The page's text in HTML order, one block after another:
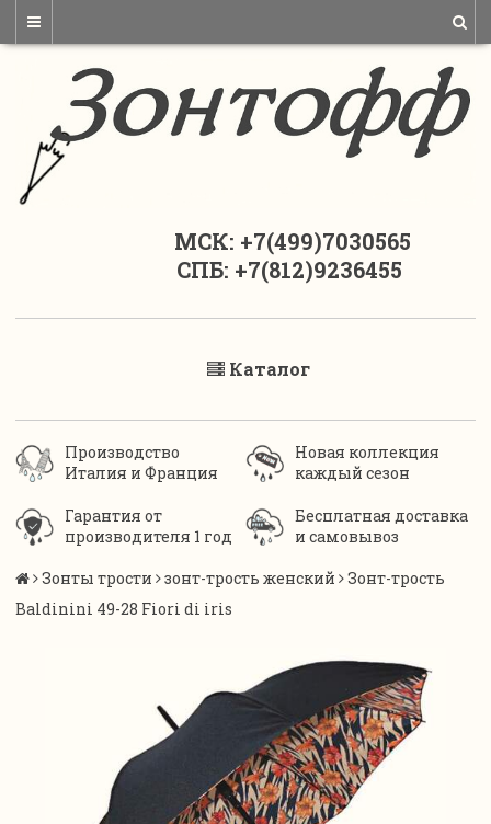
МСК: +7(499)7030565
СПБ: +7(812)9236455
Каталог
Производство
Италия и Франция
Новая коллекция
каждый сезон
Гарантия от
производителя 1 год
Бесплатная доставка
и самовывоз
Зонты трости
зонт-трость женский
Зонт-трость
Baldinini 49-28 Fiori di iris